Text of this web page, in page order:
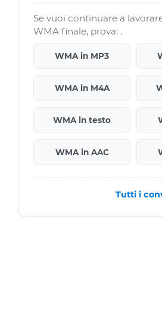
Se vuoi continuare a
WMA finale, prova: .
WMA in MP3
WMA in M4A
WMA in testo
WMA in AAC
Tutti i